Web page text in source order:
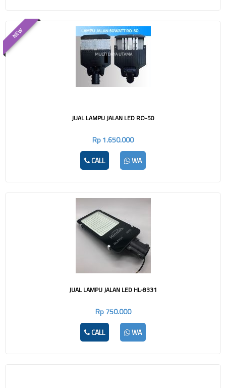
NEW
JUAL LAMPU JALAN LED RO-50
Rp 1.650.000
CALL
WA
JUAL LAMPU JALAN LED HL-8331
Rp 750.000
CALL
WA